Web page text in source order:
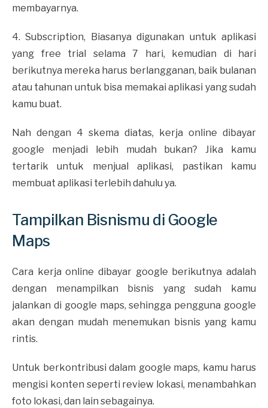
membayarnya.
4. Subscription, Biasanya digunakan untuk aplikasi
yang free trial selama 7 hari, kemudian di hari
berikutnya mereka harus berlangganan, baik bulanan
atau tahunan untuk bisa memakai aplikasi yang sudah
kamu buat.
Nah dengan 4 skema diatas, kerja online dibayar
google menjadi lebih mudah bukan? Jika kamu
tertarik untuk menjual aplikasi, pastikan kamu
membuat aplikasi terlebih dahulu ya.
Tampilkan Bisnismu di Google
Maps
Cara kerja online dibayar google berikutnya adalah
dengan menampilkan bisnis yang sudah kamu
jalankan di google maps, sehingga pengguna google
akan dengan mudah menemukan bisnis yang kamu
rintis.
Untuk berkontribusi dalam google maps, kamu harus
mengisi konten seperti review lokasi, menambahkan
foto lokasi, dan lain sebagainya.